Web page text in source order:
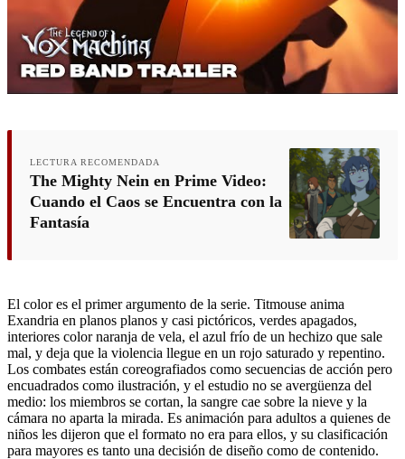
LECTURA RECOMENDADA
The Mighty Nein en Prime Video:
Cuando el Caos se Encuentra con la
Fantasía
El color es el primer argumento de la serie. Titmouse anima
Exandria en planos planos y casi pictóricos, verdes apagados,
interiores color naranja de vela, el azul frío de un hechizo que sale
mal, y deja que la violencia llegue en un rojo saturado y repentino.
Los combates están coreografiados como secuencias de acción pero
encuadrados como ilustración, y el estudio no se avergüenza del
medio: los miembros se cortan, la sangre cae sobre la nieve y la
cámara no aparta la mirada. Es animación para adultos a quienes de
niños les dijeron que el formato no era para ellos, y su clasificación
para mayores es tanto una decisión de diseño como de contenido.